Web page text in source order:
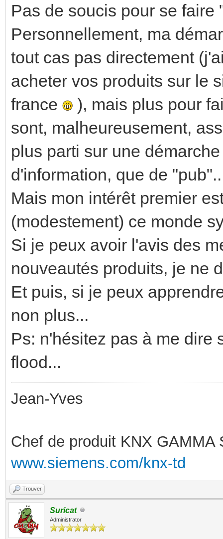
Pas de soucis pour se faire
Personnellement, ma
tout cas pas directement
acheter vos produits sur le
france
), mais plus pour
sont, malheureusement,
plus parti sur une
d'information, que de
Mais mon intérêt premier
(modestement) ce monde
Si je peux avoir l'avis des
nouveautés produits, je ne
Et puis, si je peux
non plus...
Ps: n'hésitez pas à me dire
flood...
Jean-Yves
Chef de produit KNX GAMMA
www.siemens.com/knx-td
Trouver
Suricat
Administrator